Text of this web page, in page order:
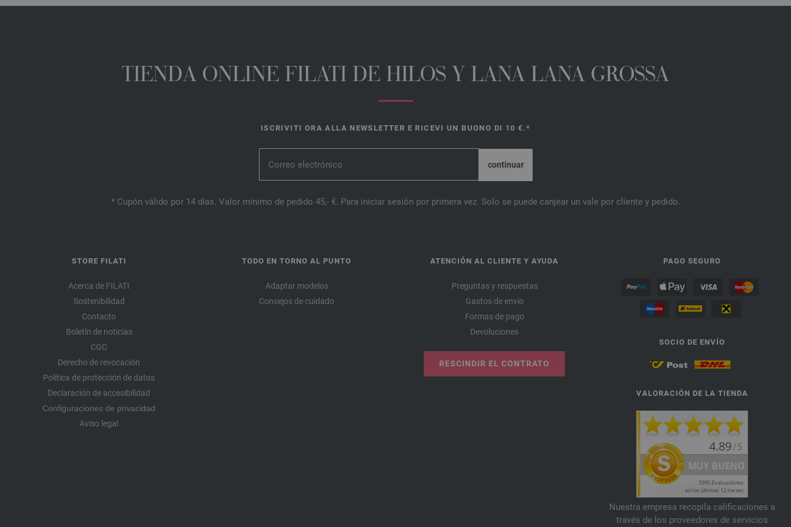
TIENDA ONLINE FILATI DE HILOS Y LANA LANA GROSSA
ISCRIVITI ORA ALLA NEWSLETTER E RICEVI UN BUONO DI 10 €.*
* Cupón válido por 14 días. Valor mínimo de pedido 45,- €. Para iniciar sesión por primera vez. Solo se puede canjear un vale por cliente y pedido.
STORE FILATI
Acerca de FILATI
Sostenibilidad
Contacto
Boletín de noticias
CGC
Derecho de revocación
Política de protección de datos
Declaración de accesibilidad
Configuraciones de privacidad
Aviso legal
TODO EN TORNO AL PUNTO
Adaptar modelos
Consejos de cuidado
ATENCIÓN AL CLIENTE Y AYUDA
Preguntas y respuestas
Gastos de envío
Formas de pago
Devoluciones
RESCINDIR EL CONTRATO
PAGO SEGURO
SOCIO DE ENVÍO
VALORACIÓN DE LA TIENDA
Nuestra empresa recopila calificaciones a
través de los proveedores de servicios